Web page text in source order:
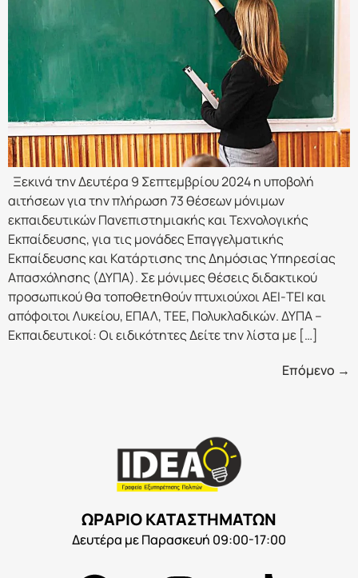
Ξεκινά την Δευτέρα 9 Σεπτεμβρίου 2024 η υποβολή
αιτήσεων για την πλήρωση 73 θέσεων μόνιμων
εκπαιδευτικών Πανεπιστημιακής και Τεχνολογικής
Εκπαίδευσης, για τις μονάδες Επαγγελματικής
Εκπαίδευσης και Κατάρτισης της Δημόσιας Υπηρεσίας
Απασχόλησης (ΔΥΠΑ). Σε μόνιμες θέσεις διδακτικού
προσωπικού θα τοποθετηθούν πτυχιούχοι ΑΕΙ-ΤΕΙ και
απόφοιτοι Λυκείου, ΕΠΑΛ, ΤΕΕ, Πολυκλαδικών. ΔΥΠΑ –
Εκπαιδευτικοί: Οι ειδικότητες Δείτε την λίστα με […]
Επόμενο →
ΩΡΑΡΙΟ ΚΑΤΑΣΤΗΜΑΤΩΝ
Δευτέρα με Παρασκευή 09:00-17:00